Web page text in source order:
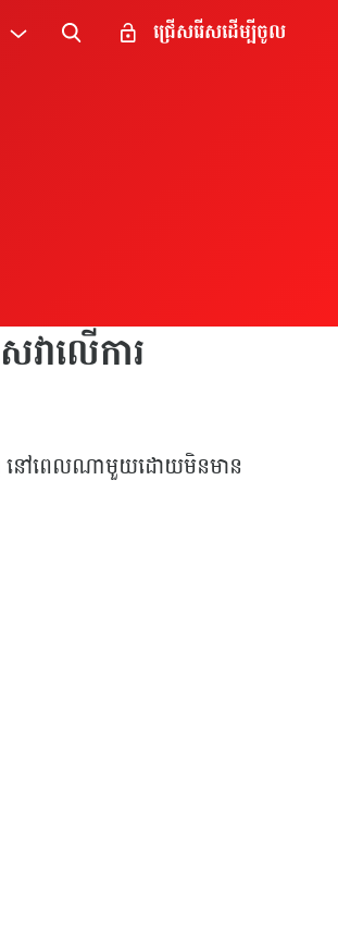
ជ្រើសរើសដើម្បីចូល
ាលើការ
នៅពេលណាមួយដោយមិនមាន